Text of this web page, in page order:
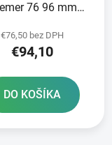
76 96 mm
PISTON
€76,50 bez DPH
€94,10
DO KOŠÍKA